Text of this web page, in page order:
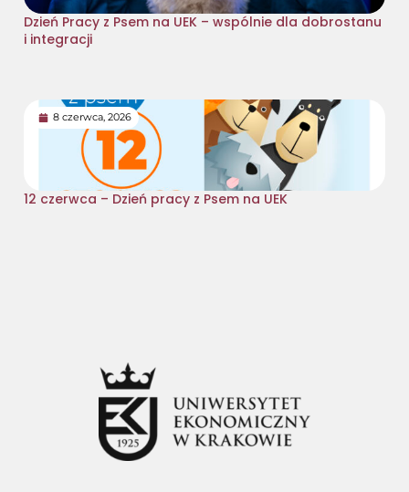
Dzień Pracy z Psem na UEK – wspólnie dla dobrostanu
i integracji
8 czerwca, 2026
12 czerwca – Dzień pracy z Psem na UEK